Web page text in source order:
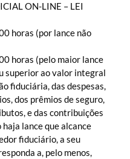
ON-LINE – LEI
horas (por lance não
horas (pelo maior lance
superior ao valor integral
fiduciária, das despesas,
dos prêmios de seguro,
e das contribuições
lance que alcance
fiduciário, a seu
a, pelo menos,